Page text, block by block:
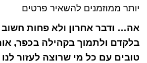
יותר ממוזמנים להשאיר פרטים
אה… ודבר אחרון ולא פחות חשוב
בלקדם ולתמוך בקהילה בכפר,
טובים עם כל מי שרוצה לעזור